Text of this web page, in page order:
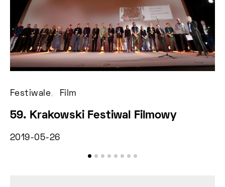
Festiwale Film
59. Krakowski Festiwal Filmowy
2019-05-26